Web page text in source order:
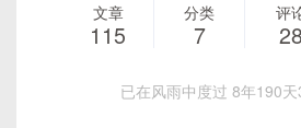
文章
115
分类
7
评
28
已在风雨中度过 8年190